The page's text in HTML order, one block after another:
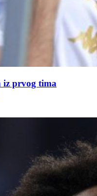
prvog tima